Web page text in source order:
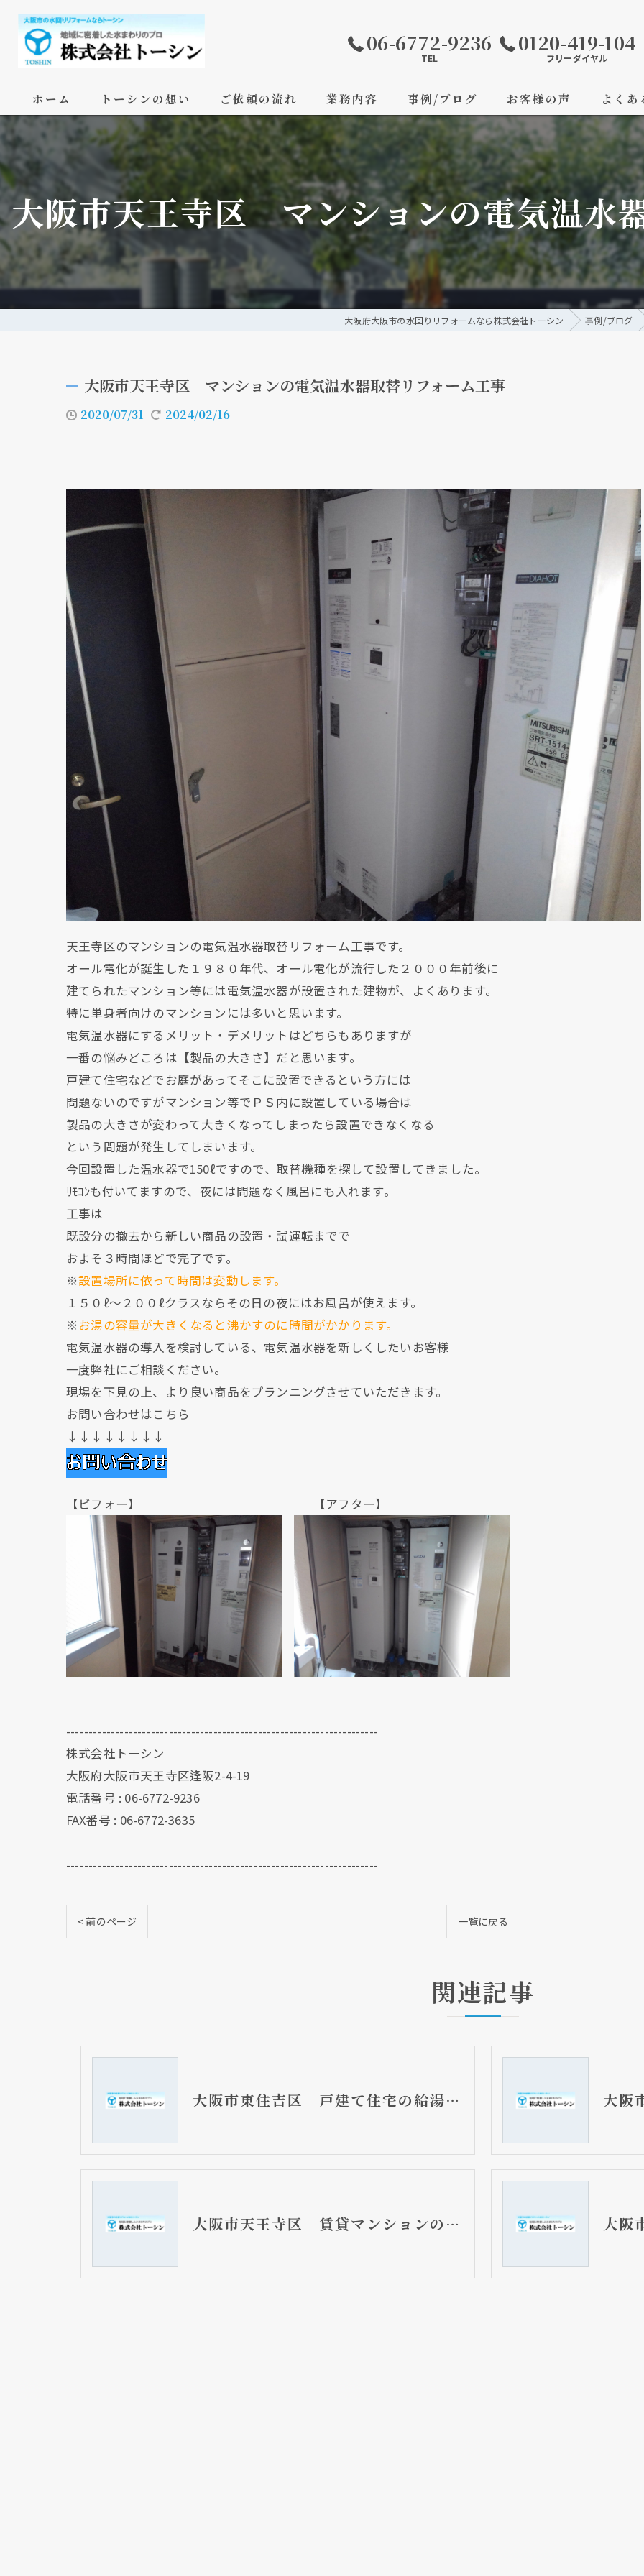
06-6772-9236
TEL
0120-419-104
フリーダイヤル
ホーム トーシンの想い ご依頼の流れ 業務内容 事例/ブログ お客様の声 よくあ
大阪市天王寺区 マンションの電気温水
大阪府大阪市の水回りリフォームなら株式会社トーシン 事例/ブログ
大阪市天王寺区 マンションの電気温水器取替リフォーム工事
2020/07/31 2024/02/16
天王寺区のマンションの電気温水器取替リフォーム工事です。
オール電化が誕生した１９８０年代、オール電化が流行した２０００年前後に
建てられたマンション等には電気温水器が設置された建物が、よくあります。
特に単身者向けのマンションには多いと思います。
電気温水器にするメリット・デメリットはどちらもありますが
一番の悩みどころは【製品の大きさ】だと思います。
戸建て住宅などでお庭があってそこに設置できるという方には
問題ないのですがマンション等でＰＳ内に設置している場合は
製品の大きさが変わって大きくなってしまったら設置できなくなる
という問題が発生してしまいます。
今回設置した温水器で150ℓですので、取替機種を探して設置してきました。
ﾘﾓｺﾝも付いてますので、夜には問題なく風呂にも入れます。
工事は
既設分の撤去から新しい商品の設置・試運転までで
およそ３時間ほどで完了です。
※設置場所に依って時間は変動します。
１５０ℓ～２００ℓクラスならその日の夜にはお風呂が使えます。
※お湯の容量が大きくなると沸かすのに時間がかかります。
電気温水器の導入を検討している、電気温水器を新しくしたいお客様
一度弊社にご相談ください。
現場を下見の上、より良い商品をプランニングさせていただきます。
お問い合わせはこちら
↓↓↓↓↓↓↓↓
【ビフォー】 【アフター】
----------------------------------------------------------------------
株式会社トーシン
大阪府大阪市天王寺区逢阪2-4-19
電話番号 : 06-6772-9236
FAX番号 : 06-6772-3635
----------------------------------------------------------------------
< 前のページ 一覧に戻る
関連記事
大阪市東住吉区 戸建て住宅の給湯器（湯沸し器）とガス温水暖房専用熱源機取替リフォーム工事 外釜撤去
大阪市天王寺区 賃貸マンションの給湯器（湯沸し器）取替工事
現在、新聞に入っている折込チラシです。
現在、新聞に入っている折込チラシです。